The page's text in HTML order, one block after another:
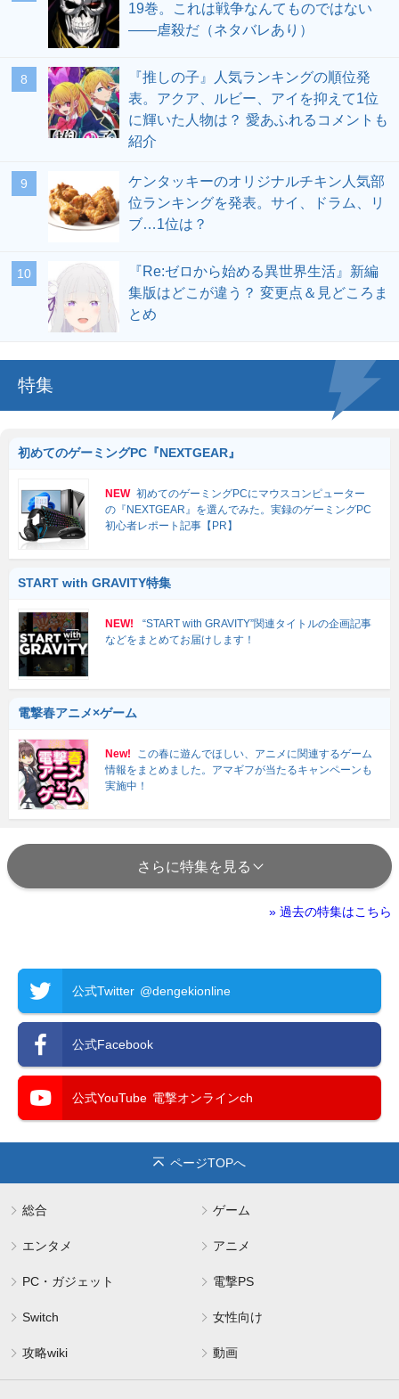
19巻。これは戦争なんてものではない
――虐殺だ（ネタバレあり）
『推しの子』人気ランキングの順位発
表。アクア、ルビー、アイを抑えて1位
に輝いた人物は？ 愛あふれるコメントも
紹介
ケンタッキーのオリジナルチキン人気部
位ランキングを発表。サイ、ドラム、リ
ブ…1位は？
『Re:ゼロから始める異世界生活』新編
集版はどこが違う？ 変更点＆見どころま
とめ
特集
初めてのゲーミングPC『NEXTGEAR』
NEW 初めてのゲーミングPCにマウスコンピューター
の『NEXTGEAR』を選んでみた。実録のゲーミングPC
初心者レポート記事【PR】
START with GRAVITY特集
NEW!
“START with GRAVITY”関連タイトルの企画記事
などをまとめてお届けします！
電撃春アニメ×ゲーム
New!
この春に遊んでほしい、アニメに関連するゲーム
情報をまとめました。アマギフが当たるキャンペーンも
実施中！
さらに特集を見る
» 過去の特集はこちら
公式Twitter @dengekionline
公式Facebook
公式YouTube 電撃オンラインch
ページTOPへ
総合 ゲーム
エンタメ アニメ
PC・ガジェット 電撃PS
Switch 女性向け
攻略wiki 動画